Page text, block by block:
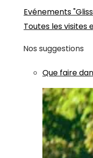
Evénements
Toutes les visites
Nos suggestions
Que faire